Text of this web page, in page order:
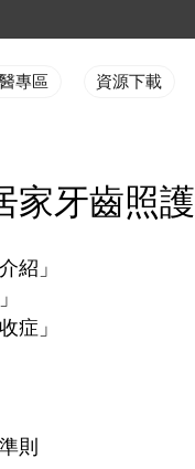
專區 資源下載
家牙齒照護
紹」
症」
則